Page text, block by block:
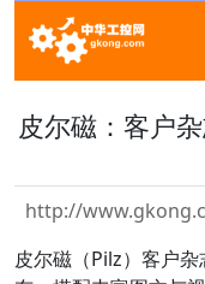
皮尔磁：客户
http://
皮尔磁（Pilz）客户